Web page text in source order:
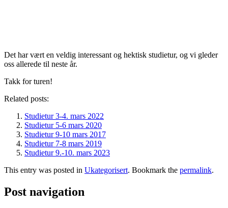
Det har vært en veldig interessant og hektisk studietur, og vi gleder
oss allerede til neste år.
Takk for turen!
Related posts:
Studietur 3-4. mars 2022
Studietur 5-6 mars 2020
Studietur 9-10 mars 2017
Studietur 7-8 mars 2019
Studietur 9.-10. mars 2023
This entry was posted in Ukategorisert. Bookmark the permalink.
Post navigation